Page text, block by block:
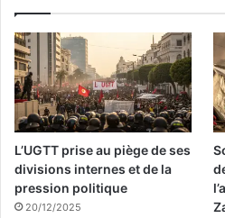
L’UGTT prise au piège de ses
divisions internes et de la
pression politique
20/12/2025